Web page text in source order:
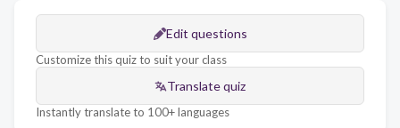
Edit questions
Customize this quiz to suit your class
Translate quiz
Instantly translate to 100+ languages